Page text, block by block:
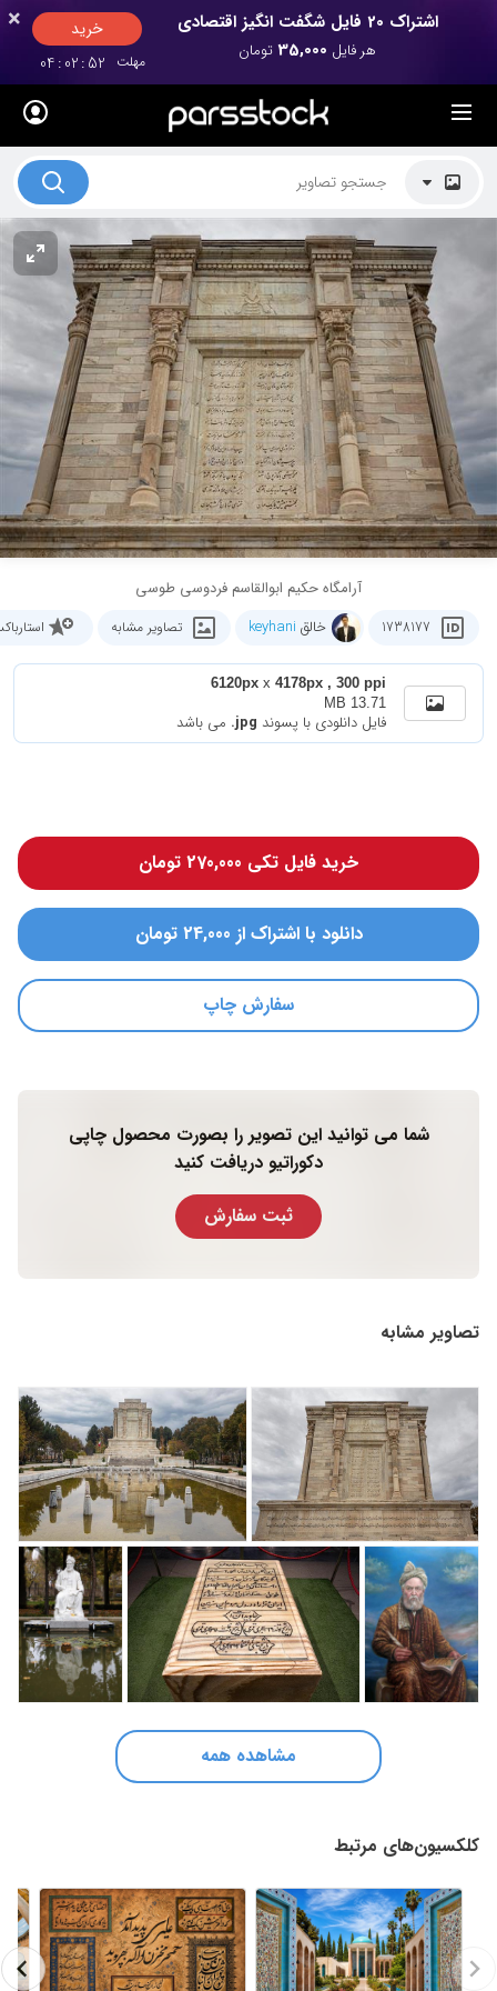
× اشتراک 20 فایل شگفت انگیز اقتصادی
هر فایل 35,000تومان
خرید
مهلت 04:02:52
6120px x 4178px , 300 ppi
13.71 MB
فایل دانلودی با پسوند .jpg می باشد
خرید فایل تکی 270,000 تومان
دانلود با اشتراک از 24,000 تومان
سفارش چاپ
آرامگاه حکیم ابوالقاسم فردوسی طوسی
1738177 خالق keyhani تصاویر مشابه
شما می توانید این تصویر را بصورت محصول چاپی
دکوراتیو دریافت کنید
ثبت سفارش
تصاویر مشابه
مشاهده همه
کلکسیون‌های مرتبط
× لیست قیمت ها
موضوعات تصاویر
دکوراسیون و فضاها
هنرمندان ایرانی
کسب درآمد از فروش تصاویر
021 28428845
تماس با ما
بلاگ پارس استاک